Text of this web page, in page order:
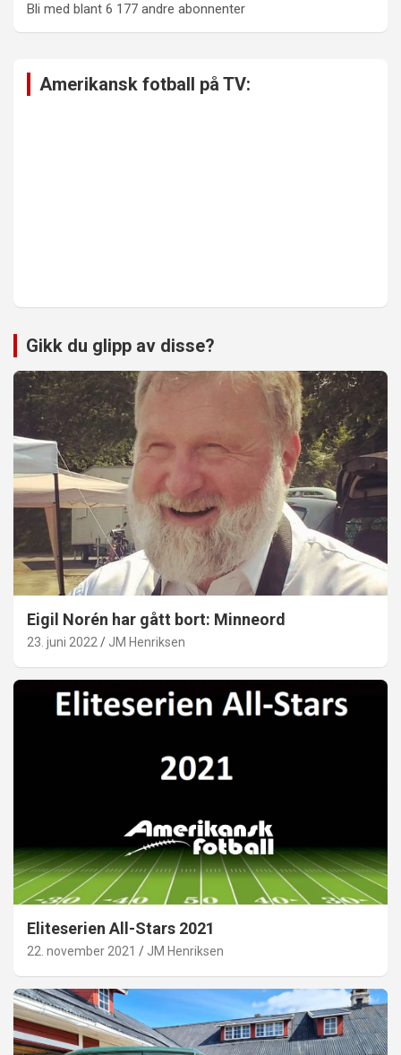
Bli med blant 6 177 andre abonnenter
Amerikansk fotball på TV:
Gikk du glipp av disse?
Eigil Norén har gått bort: Minneord
23. juni 2022 JM Henriksen
Eliteserien All-Stars 2021
22. november 2021 JM Henriksen